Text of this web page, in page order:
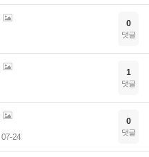
0
댓글
1
댓글
07-24
0
댓글